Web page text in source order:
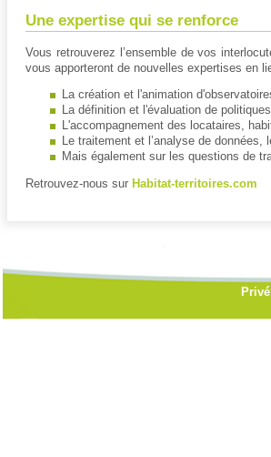
Une expertise qui se renforce
Vous retrouverez l’ensemble de vos
vous apporteront de nouvelles expertises en
La création et l'animation
La définition et l'évaluation de
L'accompagnement des locataires,
Le traitement et l’analyse de
Mais également sur les questions de
Retrouvez-nous sur Habitat-territoires.com
Privé